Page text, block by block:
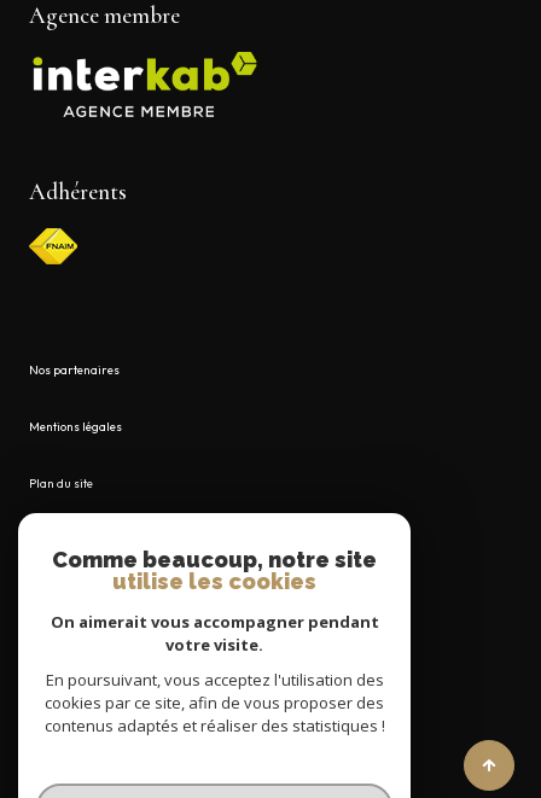
Agence membre
Adhérents
Nos partenaires
Mentions légales
Plan du site
Cookies
© 2026 | Tous droits réservés
Comme beaucoup, notre site
utilise les cookies
On aimerait vous accompagner pendant
votre visite.
En poursuivant, vous acceptez l'utilisation des
cookies par ce site, afin de vous proposer des
contenus adaptés et réaliser des statistiques !